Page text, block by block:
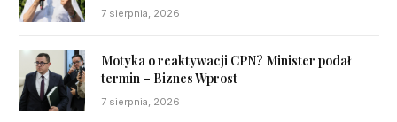
7 sierpnia, 2026
Motyka o reaktywacji CPN? Minister podał
termin – Biznes Wprost
7 sierpnia, 2026